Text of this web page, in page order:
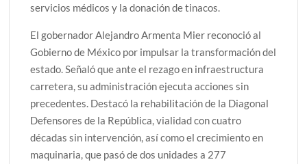
servicios médicos y la donación de tinacos.
El gobernador Alejandro Armenta Mier reconoció al
Gobierno de México por impulsar la transformación del
estado. Señaló que ante el rezago en infraestructura
carretera, su administración ejecuta acciones sin
precedentes. Destacó la rehabilitación de la Diagonal
Defensores de la República, vialidad con cuatro
décadas sin intervención, así como el crecimiento en
maquinaria, que pasó de dos unidades a 277